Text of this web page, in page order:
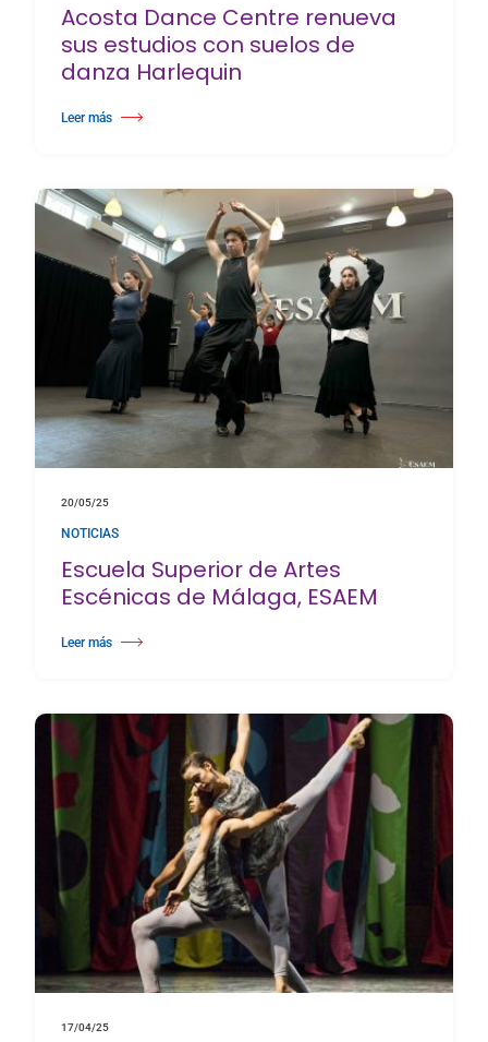
Acosta Dance Centre renueva
sus estudios con suelos de
danza Harlequin
Leer más
about Acosta Dance Centre renueva sus estudios con suelos de danza
20/05/25
NOTICIAS
Escuela Superior de Artes
Escénicas de Málaga, ESAEM
Leer más
about Escuela Superior de Artes Escénicas de Málaga, ESAEM
17/04/25